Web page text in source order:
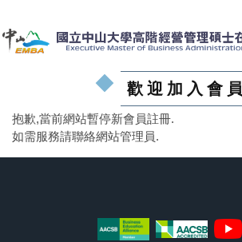
到
主
區
歡迎加入會員
抱歉,當前網站暫停新會員註冊.
如需服務請聯絡網站管理員.